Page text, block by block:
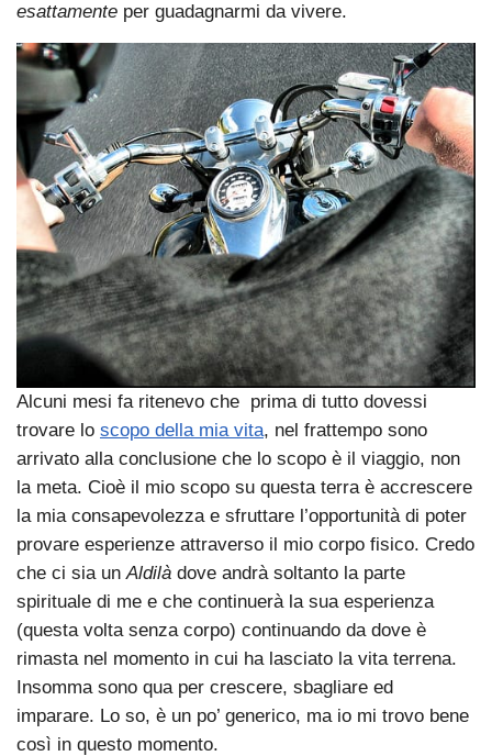
esattamente per guadagnarmi da vivere.
Alcuni mesi fa ritenevo che prima di tutto dovessi
trovare lo scopo della mia vita, nel frattempo sono
arrivato alla conclusione che lo scopo è il viaggio, non
la meta. Cioè il mio scopo su questa terra è accrescere
la mia consapevolezza e sfruttare l’opportunità di poter
provare esperienze attraverso il mio corpo fisico. Credo
che ci sia un Aldilà dove andrà soltanto la parte
spirituale di me e che continuerà la sua esperienza
(questa volta senza corpo) continuando da dove è
rimasta nel momento in cui ha lasciato la vita terrena.
Insomma sono qua per crescere, sbagliare ed
imparare. Lo so, è un po’ generico, ma io mi trovo bene
così in questo momento.